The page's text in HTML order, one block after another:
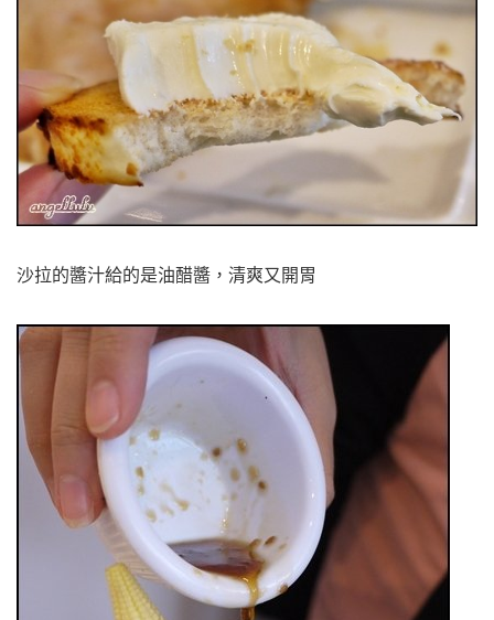
沙拉的醬汁給的是油醋醬，清爽又開胃